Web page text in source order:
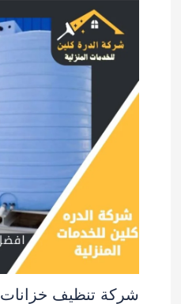
شركة تنظيف خزانات